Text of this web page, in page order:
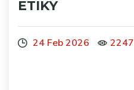
ETIKY
24 Feb 2026 2247